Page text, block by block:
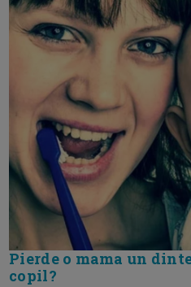
Pierde o mama un
copil?